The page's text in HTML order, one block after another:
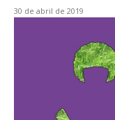
30 de abril de 2019